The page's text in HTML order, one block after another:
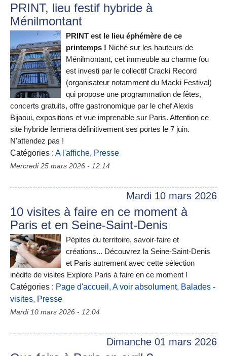
PRINT, lieu festif hybride à
Ménilmontant
PRINT est le lieu éphémère de ce
printemps ! Niché sur les hauteurs de
Ménilmontant, cet immeuble au charme fou
est investi par le collectif Cracki Record
(organisateur notamment du Macki Festival)
qui propose une programmation de fêtes,
concerts gratuits, offre gastronomique par le chef Alexis
Bijaoui, expositions et vue imprenable sur Paris. Attention ce
site hybride fermera définitivement ses portes le 7 juin.
N'attendez pas !
Catégories : A l'affiche, Presse
Mercredi 25 mars 2026 - 12:14
Mardi 10 mars 2026
10 visites à faire en ce moment à
Paris et en Seine-Saint-Denis
Pépites du territoire, savoir-faire et
créations... Découvrez la Seine-Saint-Denis
et Paris autrement avec cette sélection
inédite de visites Explore Paris à faire en ce moment !
Catégories : Page d'accueil , A voir absolument, Balades -
visites, Presse
Mardi 10 mars 2026 - 12:04
Dimanche 01 mars 2026